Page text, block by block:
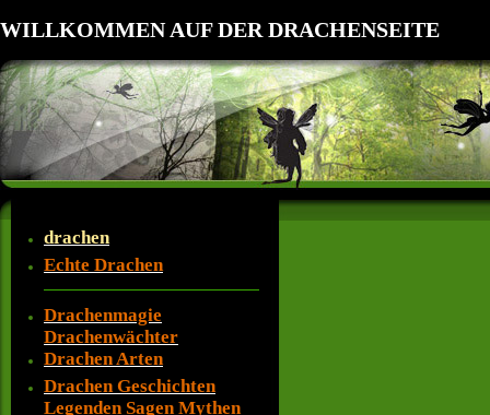
WILLKOMMEN AUF DER DRACHENSEITE
drachen
Echte Drachen
Drachenmagie
Drachenwächter
Drachen Arten
Drachen Geschichten
Legenden Sagen Mythen